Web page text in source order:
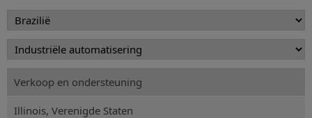
Verkoop en ondersteuning
Illinois, Verenigde Staten